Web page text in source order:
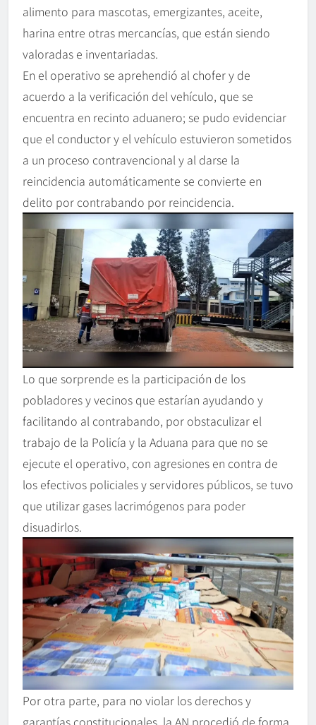
alimento para mascotas, emergizantes, aceite,
harina entre otras mercancías, que están siendo
valoradas e inventariadas.
En el operativo se aprehendió al chofer y de
acuerdo a la verificación del vehículo, que se
encuentra en recinto aduanero; se pudo evidenciar
que el conductor y el vehículo estuvieron sometidos
a un proceso contravencional y al darse la
reincidencia automáticamente se convierte en
delito por contrabando por reincidencia.
Lo que sorprende es la participación de los
pobladores y vecinos que estarían ayudando y
facilitando al contrabando, por obstaculizar el
trabajo de la Policía y la Aduana para que no se
ejecute el operativo, con agresiones en contra de
los efectivos policiales y servidores públicos, se tuvo
que utilizar gases lacrimógenos para poder
disuadirlos.
Por otra parte, para no violar los derechos y